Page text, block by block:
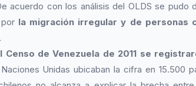
acuerdo con los análisis del OLDS se pudo
la migración irregular y de personas
.
Censo de Venezuela de 2011 se
Unidas ubicaban la cifra en 15.500